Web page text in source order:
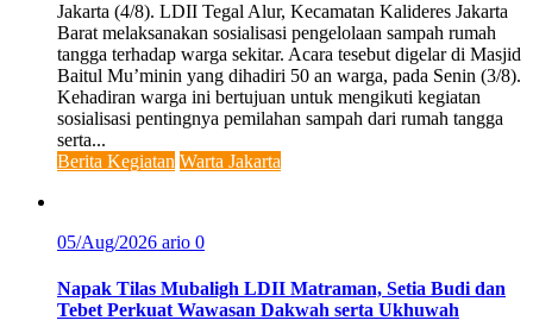
Jakarta (4/8). LDII Tegal Alur, Kecamatan Kalideres Jakarta
Barat melaksanakan sosialisasi pengelolaan sampah rumah
tangga terhadap warga sekitar. Acara tesebut digelar di Masjid
Baitul Mu’minin yang dihadiri 50 an warga, pada Senin (3/8).
Kehadiran warga ini bertujuan untuk mengikuti kegiatan
sosialisasi pentingnya pemilahan sampah dari rumah tangga
serta...
Berita Kegiatan Warta Jakarta
05/Aug/2026 ario 0
Napak Tilas Mubaligh LDII Matraman, Setia Budi dan
Tebet Perkuat Wawasan Dakwah serta Ukhuwah